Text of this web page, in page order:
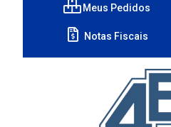
Meus Pedidos
Notas Fiscais